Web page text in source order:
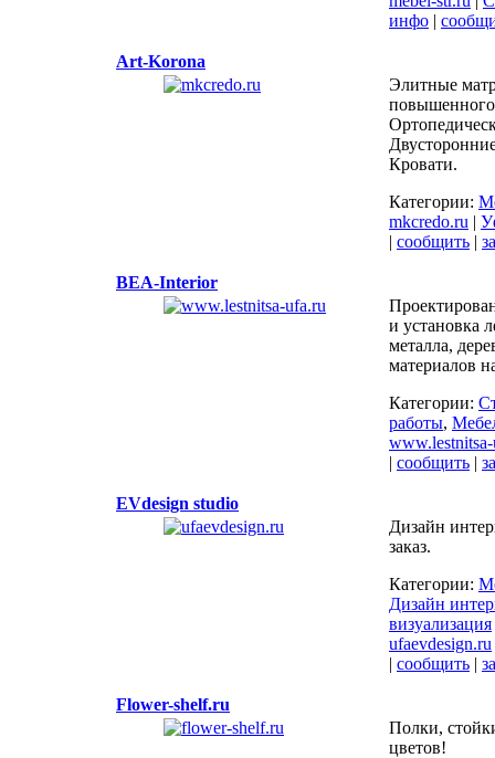
инфо |
Art-Korona
Элитные
Кровати.
Категории:
mkcredo.ru |
| сообщить |
BEA-Interior
и установка
металла,
материалов
Категории:
работы,
| сообщить |
EVdesign studio
Дизайн
заказ.
Категории:
Дизайн
визуализация
ufaevdesign.ru
| сообщить |
Flower-shelf.ru
Полки,
цветов!